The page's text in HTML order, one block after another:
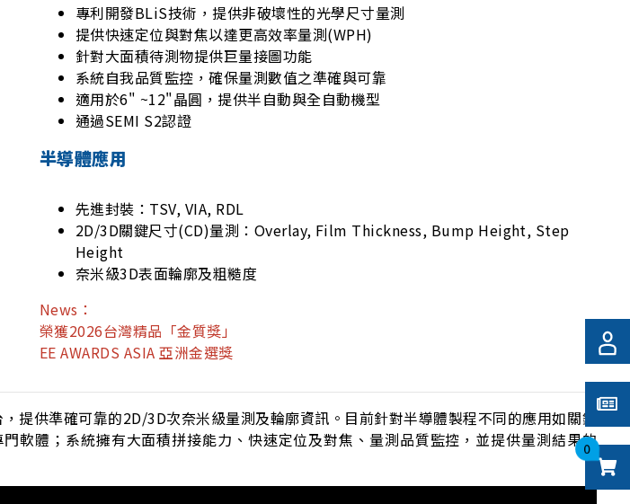
0
專利開發BLiS技術，提供非破壞性的光學尺寸量測
提供快速定位與對焦以達更高效率量測(WPH)
針對大面積待測物提供巨量接圖功能
系統自我品質監控，確保量測數值之準確與可靠
適用於6" ~12"晶圓，提供半自動與全自動機型
通過SEMI S2認證
半導體應用
先進封裝：TSV, VIA, RDL
2D/3D關鍵尺寸(CD)量測：Overlay, Film Thickness, Bump Height, Step
Height
奈米級3D表面輪廓及粗糙度
News：
榮獲2026台灣精品「金質獎」
EE AWARDS ASIA 亞洲金選獎
供準確可靠的2D/3D次奈米級量測及輪廓資訊。目前針對半導體製程不同的應用如關鍵
軟體；系統擁有大面積拼接能力、快速定位及對焦、量測品質監控，並提供量測結果的